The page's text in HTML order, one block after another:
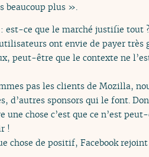
beaucoup plus ».
: est-ce que le marché justifie
ont envie de payer très
peut-être que le contexte ne
pas les clients de Mozilla,
d’autres sponsors qui le font.
une chose c’est que ce n’est
!
chose de positif, Facebook